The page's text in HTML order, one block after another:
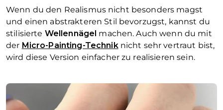
Wenn du den Realismus nicht besonders magst
und einen abstrakteren Stil bevorzugst, kannst du
stilisierte Wellennägel machen. Auch wenn du mit
der Micro-Painting-Techniknicht sehr vertraut bist,
wird diese Version einfacher zu realisieren sein.